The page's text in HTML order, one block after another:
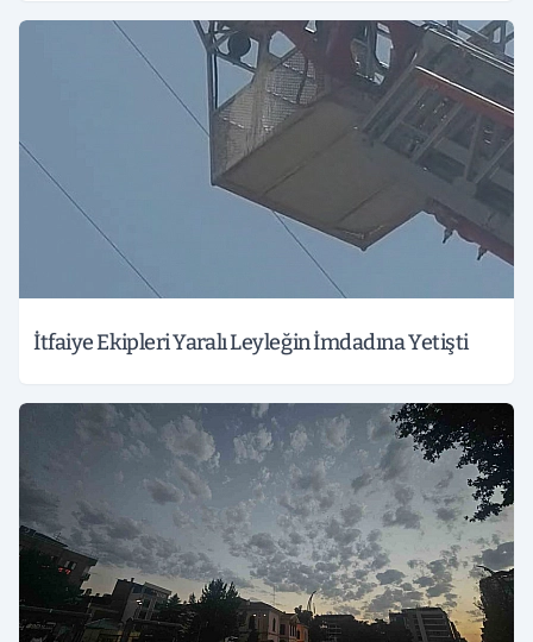
İtfaiye Ekipleri Yaralı Leyleğin İmdadına Yetişti